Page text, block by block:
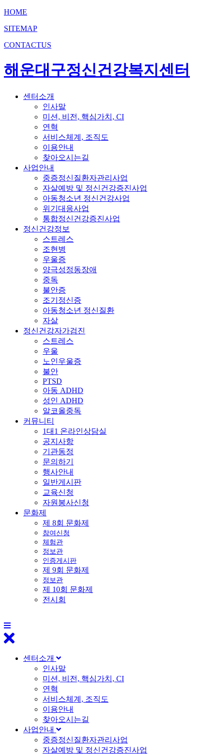
HOME
SITEMAP
CONTACTUS
해운대구정신건강복지센터
센터소개
인사말
미션, 비전, 핵심가치, CI
연혁
서비스체계, 조직도
이용안내
찾아오시는길
사업안내
중증정신질환자관리사업
자살예방 및 정신건강증진사업
아동청소년 정신건강사업
위기대응사업
통합정신건강증진사업
정신건강정보
스트레스
조현병
우울증
양극성정동장애
중독
불안증
조기정신증
아동청소년 정신질환
자살
정신건강자가검진
스트레스
우울
노인우울증
불안
PTSD
아동 ADHD
성인 ADHD
알코올중독
커뮤니티
1대1 온라인상담실
공지사항
기관동정
문의하기
행사안내
일반게시판
교육신청
자원봉사신청
문화제
제 8회 문화제
참여신청
체험관
정보관
인증게시판
제 9회 문화제
정보관
제 10회 문화제
전시회
센터소개
인사말
미션, 비전, 핵심가치, CI
연혁
서비스체계, 조직도
이용안내
찾아오시는길
사업안내
중증정신질환자관리사업
자살예방 및 정신건강증진사업